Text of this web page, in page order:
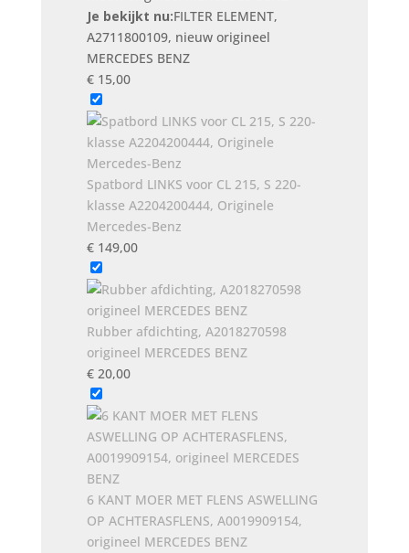
Je bekijkt nu:FILTER ELEMENT,
A2711800109, nieuw origineel
MERCEDES BENZ
€15,00
Spatbord LINKS voor CL 215, S 220-
klasse A2204200444, Originele
Mercedes-Benz
€149,00
Rubber afdichting, A2018270598
origineel MERCEDES BENZ
€20,00
6 KANT MOER MET FLENS ASWELLING
OP ACHTERASFLENS, A0019909154,
origineel MERCEDES BENZ